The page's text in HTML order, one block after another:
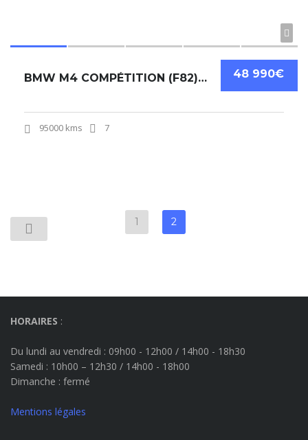
48 990€
BMW M4 COMPÉTITION (F82) 3.0 450CV DKG
95000 kms 7
1 2
HORAIRES :
Du lundi au vendredi : 09h00 - 12h00 / 14h00 - 18h30
Samedi : 10h00 – 12h30 / 14h00 - 18h00
Dimanche : fermé
Mentions légales